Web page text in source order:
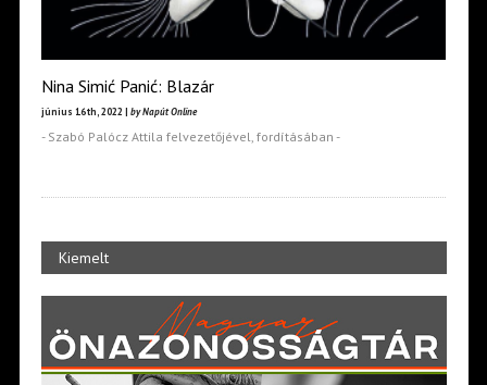
Nina Simić Panić: Blazár
június 16th, 2022 | by Napút Online
- Szabó Palócz Attila felvezetőjével, fordításában -
Kiemelt